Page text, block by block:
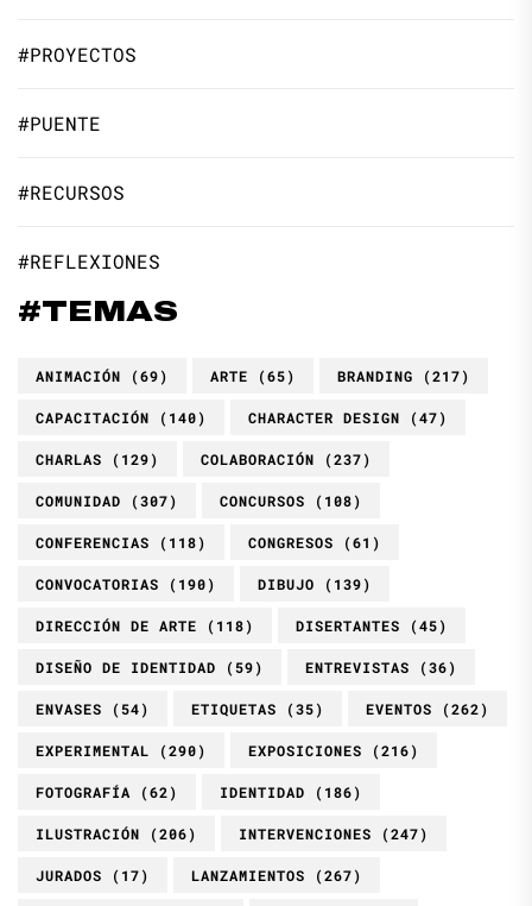
#PROYECTOS
#PUENTE
#RECURSOS
#REFLEXIONES
#TEMAS
ANIMACIÓN (69) ARTE (65) BRANDING (217)
CAPACITACIÓN (140) CHARACTER DESIGN (47)
CHARLAS (129) COLABORACIÓN (237)
COMUNIDAD (307) CONCURSOS (108)
CONFERENCIAS (118) CONGRESOS (61)
CONVOCATORIAS (190) DIBUJO (139)
DIRECCIÓN DE ARTE (118) DISERTANTES (45)
DISEÑO DE IDENTIDAD (59) ENTREVISTAS (36)
ENVASES (54) ETIQUETAS (35) EVENTOS (262)
EXPERIMENTAL (290) EXPOSICIONES (216)
FOTOGRAFÍA (62) IDENTIDAD (186)
ILUSTRACIÓN (206) INTERVENCIONES (247)
JURADOS (17) LANZAMIENTOS (267)